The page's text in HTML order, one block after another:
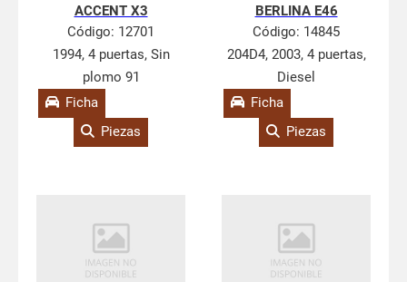
ACCENT X3
Código: 12701
1994, 4 puertas, Sin
plomo 91
Ficha
Piezas
BERLINA E46
Código: 14845
204D4, 2003, 4 puertas,
Diesel
Ficha
Piezas